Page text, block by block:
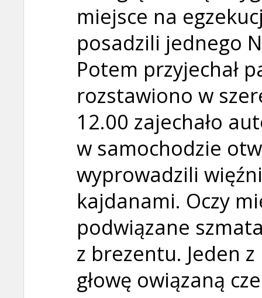
miejsce na
posadzili jednego
Potem przyjechał
rozstawiono w
12.00 zajechało
w samochodzie
wyprowadzili
kajdanami. Oczy
podwiązane
z brezentu. Jeden
głowę owiązaną